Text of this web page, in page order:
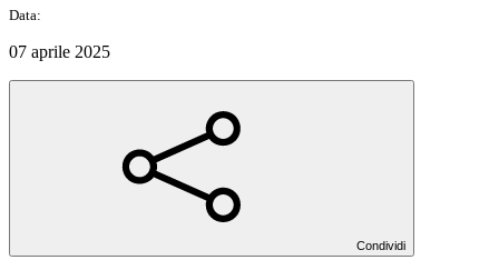
Data:
07 aprile 2025
Condividi